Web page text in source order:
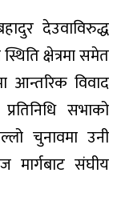
देउवाविरुद्ध
क्षेत्रमा समेत
आन्तरिक विवाद
सभाको
चुनावमा उनी
मार्गबाट संघीय